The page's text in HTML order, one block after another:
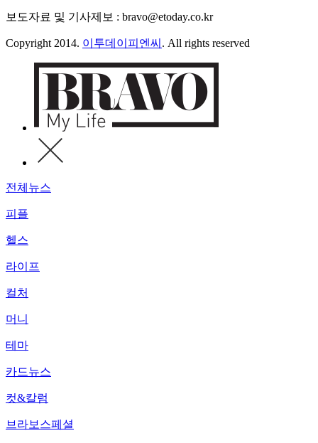
보도자료 및 기사제보 : bravo@etoday.co.kr
Copyright 2014. 이투데이피엔씨 . All rights reserved
전체뉴스
피플
헬스
라이프
컬처
머니
테마
카드뉴스
컷&칼럼
브라보스페셜